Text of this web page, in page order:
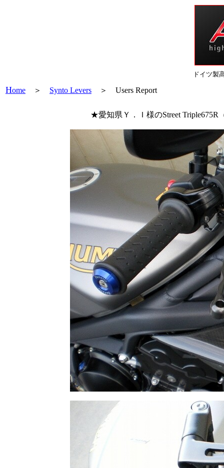
ドイツ製
Home ＞ Synto Levers ＞ Users Report
★愛知県Ｙ．Ｉ様のStreet